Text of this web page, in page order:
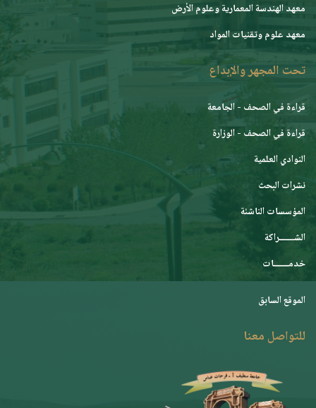
معهد الهندسة المعمارية وعلوم الأرض
معهد علوم وتقنيات المواد
تحت المجهر والإبداع
قراءة في الصحف - الجامعة
قراءة في الصحف - الوزارة
النوادي العلمية
نشرات البحث
المؤسسات الناشئة
الشـــــــراكة
خدمـــــــات
الموقع السابق
للتواصل معنا